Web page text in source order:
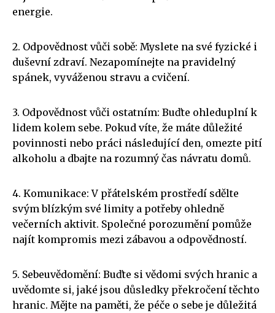
energie.
2. Odpovědnost vůči sobě: Myslete na své fyzické i
duševní zdraví. Nezapomínejte na pravidelný
spánek, vyváženou stravu a cvičení.
3. Odpovědnost vůči ostatním: Buďte ohleduplní k
lidem kolem sebe. Pokud víte, že máte důležité
povinnosti nebo práci následující den, omezte pití
alkoholu a dbajte na rozumný čas návratu domů.
4. Komunikace: V přátelském prostředí sdělte
svým blízkým své limity a potřeby ohledně
večerních aktivit. Společné porozumění pomůže
najít kompromis mezi zábavou a odpovědností.
5. Sebeuvědomění: Buďte si vědomi svých hranic a
uvědomte si, jaké jsou důsledky překročení těchto
hranic. Mějte na paměti, že péče o sebe je důležitá